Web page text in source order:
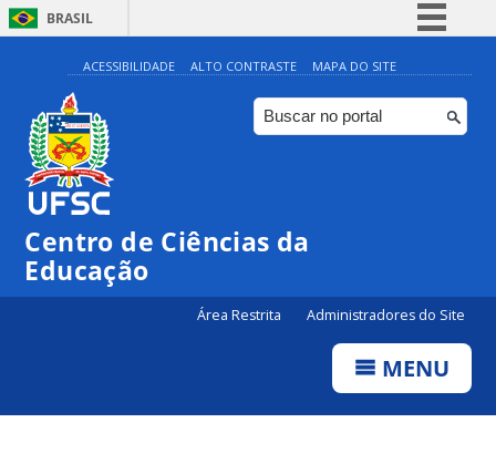
BRASIL
Simplifique!
Comunica BR
Participe
ACESSIBILIDADE ALTO CONTRASTE MAPA DO SITE
Centro de Ciências da
Educação
Área Restrita Administradores do Site
MENU